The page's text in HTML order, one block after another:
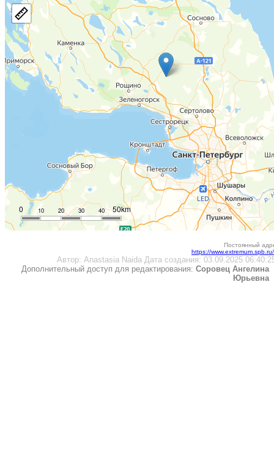
10
0 20 30 40 50km
Постоянный
https://
Автор: Anastasia NaidaДата создания: 03.09.2025
Дополнительный доступ для редактирования: Соровец Ангелина
Юрьевна